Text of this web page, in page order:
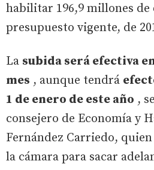
habilitar 196,9 millones de
presupuesto vigente, de
La subida será efectiva
mes , aunque tendrá
1 de enero de este año ,
consejero de Economía y
Fernández Carriedo,
la cámara para sacar